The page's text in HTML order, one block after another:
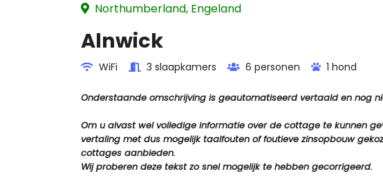
Northumberland, Engeland
Alnwick
WiFi 3 slaapkamers 6 personen 1 hond
Onderstaande omschrijving is geautomatiseerd vertaald en nog
Om u alvast wel volledige informatie over de cottage te kunnen
vertaling met dus mogelijk taalfouten of foutieve zinsopbouw
cottages aanbieden.
Wij proberen deze tekst zo snel mogelijk te hebben gecorrigeerd.